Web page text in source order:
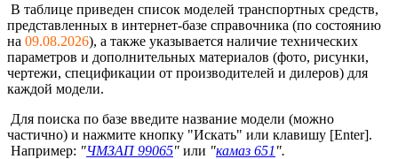
В таблице приведен список моделей транспортных средств,
представленных в интернет-базе справочника (по состоянию
на 09.08.2026), а также указывается наличие технических
параметров и дополнительных материалов (фото, рисунки,
чертежи, спецификации от производителей и дилеров) для
каждой модели.
Для поиска по базе введите название модели (можно
частично) и нажмите кнопку "Искать" или клавишу [Enter].
Например: "ЧМЗАП 99065" или "камаз 651 ".